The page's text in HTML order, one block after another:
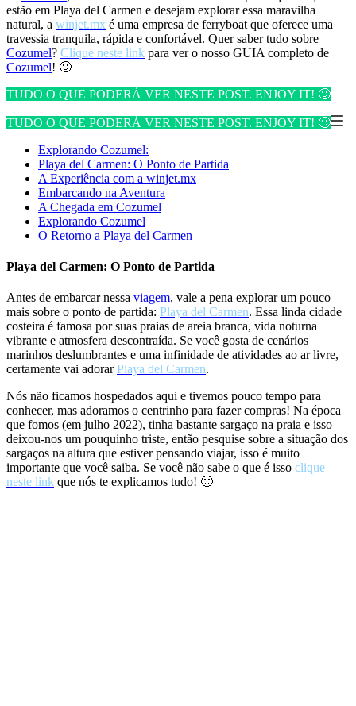
estão em Playa del Carmen e desejam explorar essa maravilha
natural, a winjet.mx é uma empresa de ferryboat que oferece uma
travessia tranquila, rápida e confortável. Quer saber tudo sobre
Cozumel? Clique neste link para ver o nosso GUIA completo de
Cozumel! 🙂
TUDO O QUE PODERÁ VER NESTE POST. ENJOY IT! 🙂
TUDO O QUE PODERÁ VER NESTE POST. ENJOY IT! 🙂
Explorando Cozumel:
Playa del Carmen: O Ponto de Partida
A Experiência com a winjet.mx
Embarcando na Aventura
A Chegada em Cozumel
Explorando Cozumel
O Retorno a Playa del Carmen
Playa del Carmen: O Ponto de Partida
Antes de embarcar nessa viagem, vale a pena explorar um pouco
mais sobre o ponto de partida: Playa del Carmen. Essa linda cidade
costeira é famosa por suas praias de areia branca, vida noturna
vibrante e atmosfera descontraída. Se você gosta de cenários
marinhos deslumbrantes e uma infinidade de atividades ao ar livre,
certamente vai adorarPlaya del Carmen.
Nós não ficamos hospedados aqui e tivemos pouco tempo para
conhecer, mas adoramos o centrinho para fazer compras! Na época
que fomos (em julho 2022), tinha bastante sargaço na praia e isso
deixou-nos um pouquinho triste, então pesquise sobre a situação dos
sargaços na altura que estiver pensando viajar, isso é muito
importante que você saiba. Se você não sabe o que é isso clique
neste link que nós te explicamos tudo! 🙂